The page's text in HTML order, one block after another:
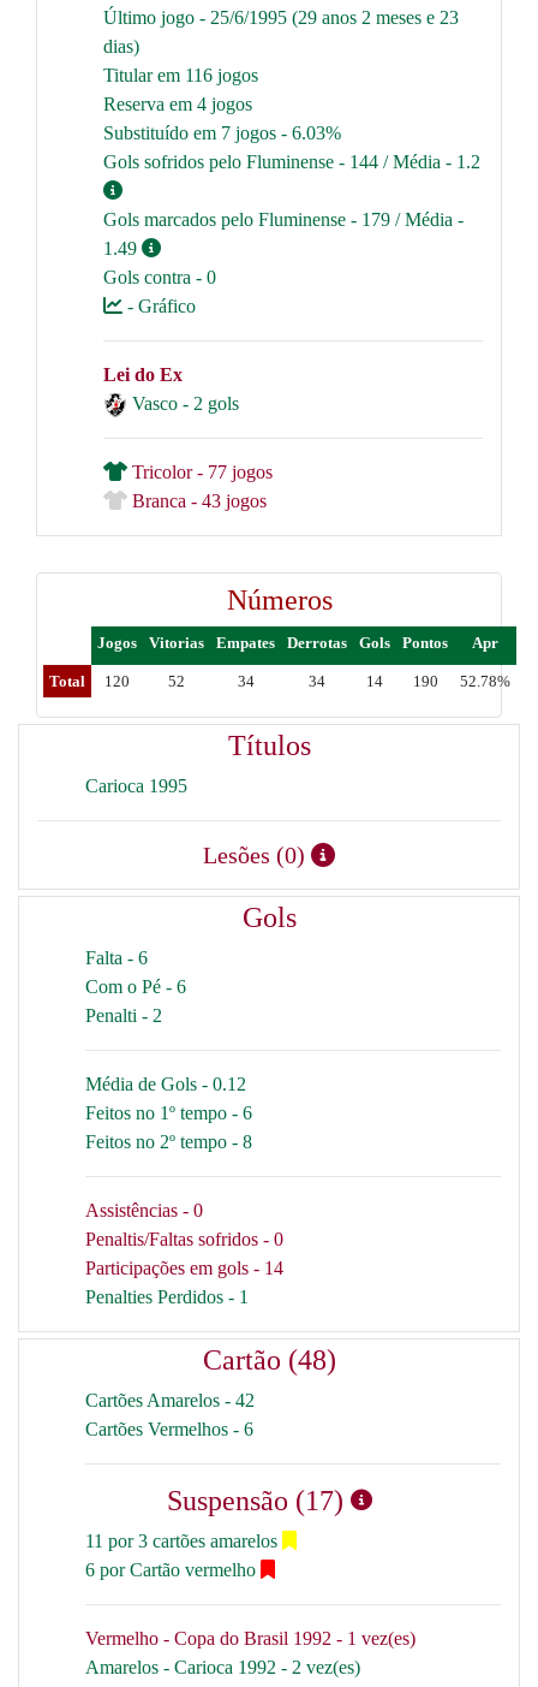
Último jogo - 25/6/1995 (29 anos 2 meses e 23
dias)
Titular em 116 jogos
Reserva em 4 jogos
Substituído em 7 jogos - 6.03%
Gols sofridos pelo Fluminense - 144 / Média - 1.2
Gols marcados pelo Fluminense - 179 / Média -
1.49
Gols contra - 0
- Gráfico
Lei do Ex
Vasco - 2 gols
Tricolor - 77 jogos
Branca - 43 jogos
Números
Jogos Vitorias Empates Derrotas Gols Pontos Apr
Total 120 52 34 34 14 190 52.78%
Títulos
Carioca 1995
Lesões (0)
Gols
Falta - 6
Com o Pé - 6
Penalti - 2
Média de Gols - 0.12
Feitos no 1º tempo - 6
Feitos no 2º tempo - 8
Assistências - 0
Penaltis/Faltas sofridos - 0
Participações em gols - 14
Penalties Perdidos - 1
Cartão (48)
Cartões Amarelos - 42
Cartões Vermelhos - 6
Suspensão (17)
11 por 3 cartões amarelos
6 por Cartão vermelho
Vermelho - Copa do Brasil 1992 - 1 vez(es)
Amarelos - Carioca 1992 - 2 vez(es)